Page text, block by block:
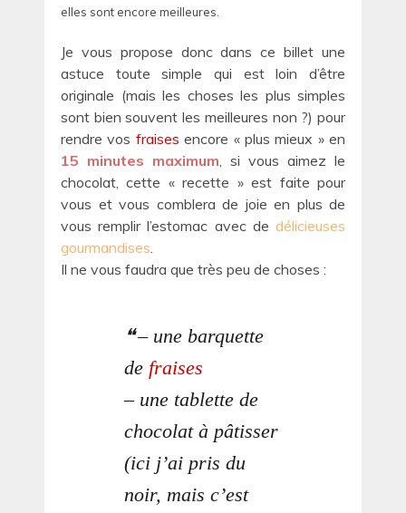
elles sont encore meilleures.
Je vous propose donc dans ce billet une
astuce toute simple qui est loin d’être
originale (mais les choses les plus simples
sont bien souvent les meilleures non ?) pour
rendre vos fraises encore « plus mieux » en
15 minutes maximum , si vous aimez le
chocolat, cette « recette » est faite pour
vous et vous comblera de joie en plus de
vous remplir l’estomac avec de délicieuses
gourmandises
Il ne vous faudra que très peu de choses :
– une barquette
de fraises
– une tablette de
chocolat à pâtisser
(ici j’ai pris du
noir, mais c’est